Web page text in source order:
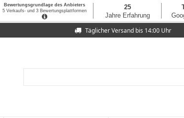
Täglicher Versand bis 14:00 Uhr